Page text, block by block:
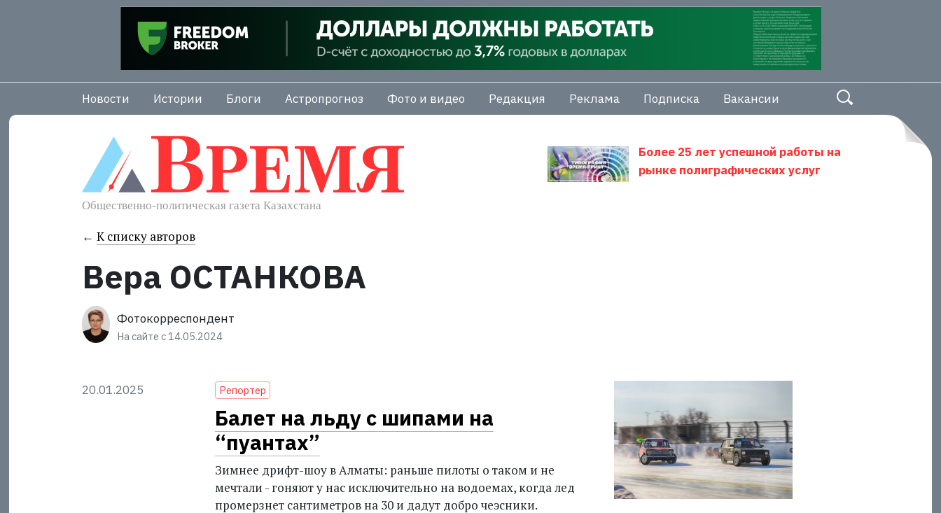
Новости Истории Блоги Астропрогноз Фото и видео Редакция Реклама Подписка Вакансии
Более 25 лет успешной работы на
рынке полиграфических услуг
← К списку авторов
Вера ОСТАНКОВА
Фотокорреспондент
На сайте с 14.05.2024
20.01.2025 Репортер
Балет на льду с шипами на
“пуантах”
Зимнее дрифт-шоу в Алматы: раньше пилоты о таком и не
мечтали - гоняют у нас исключительно на водоемах, когда лед
промерзнет сантиметров на 30 и дадут добро чеэсники.